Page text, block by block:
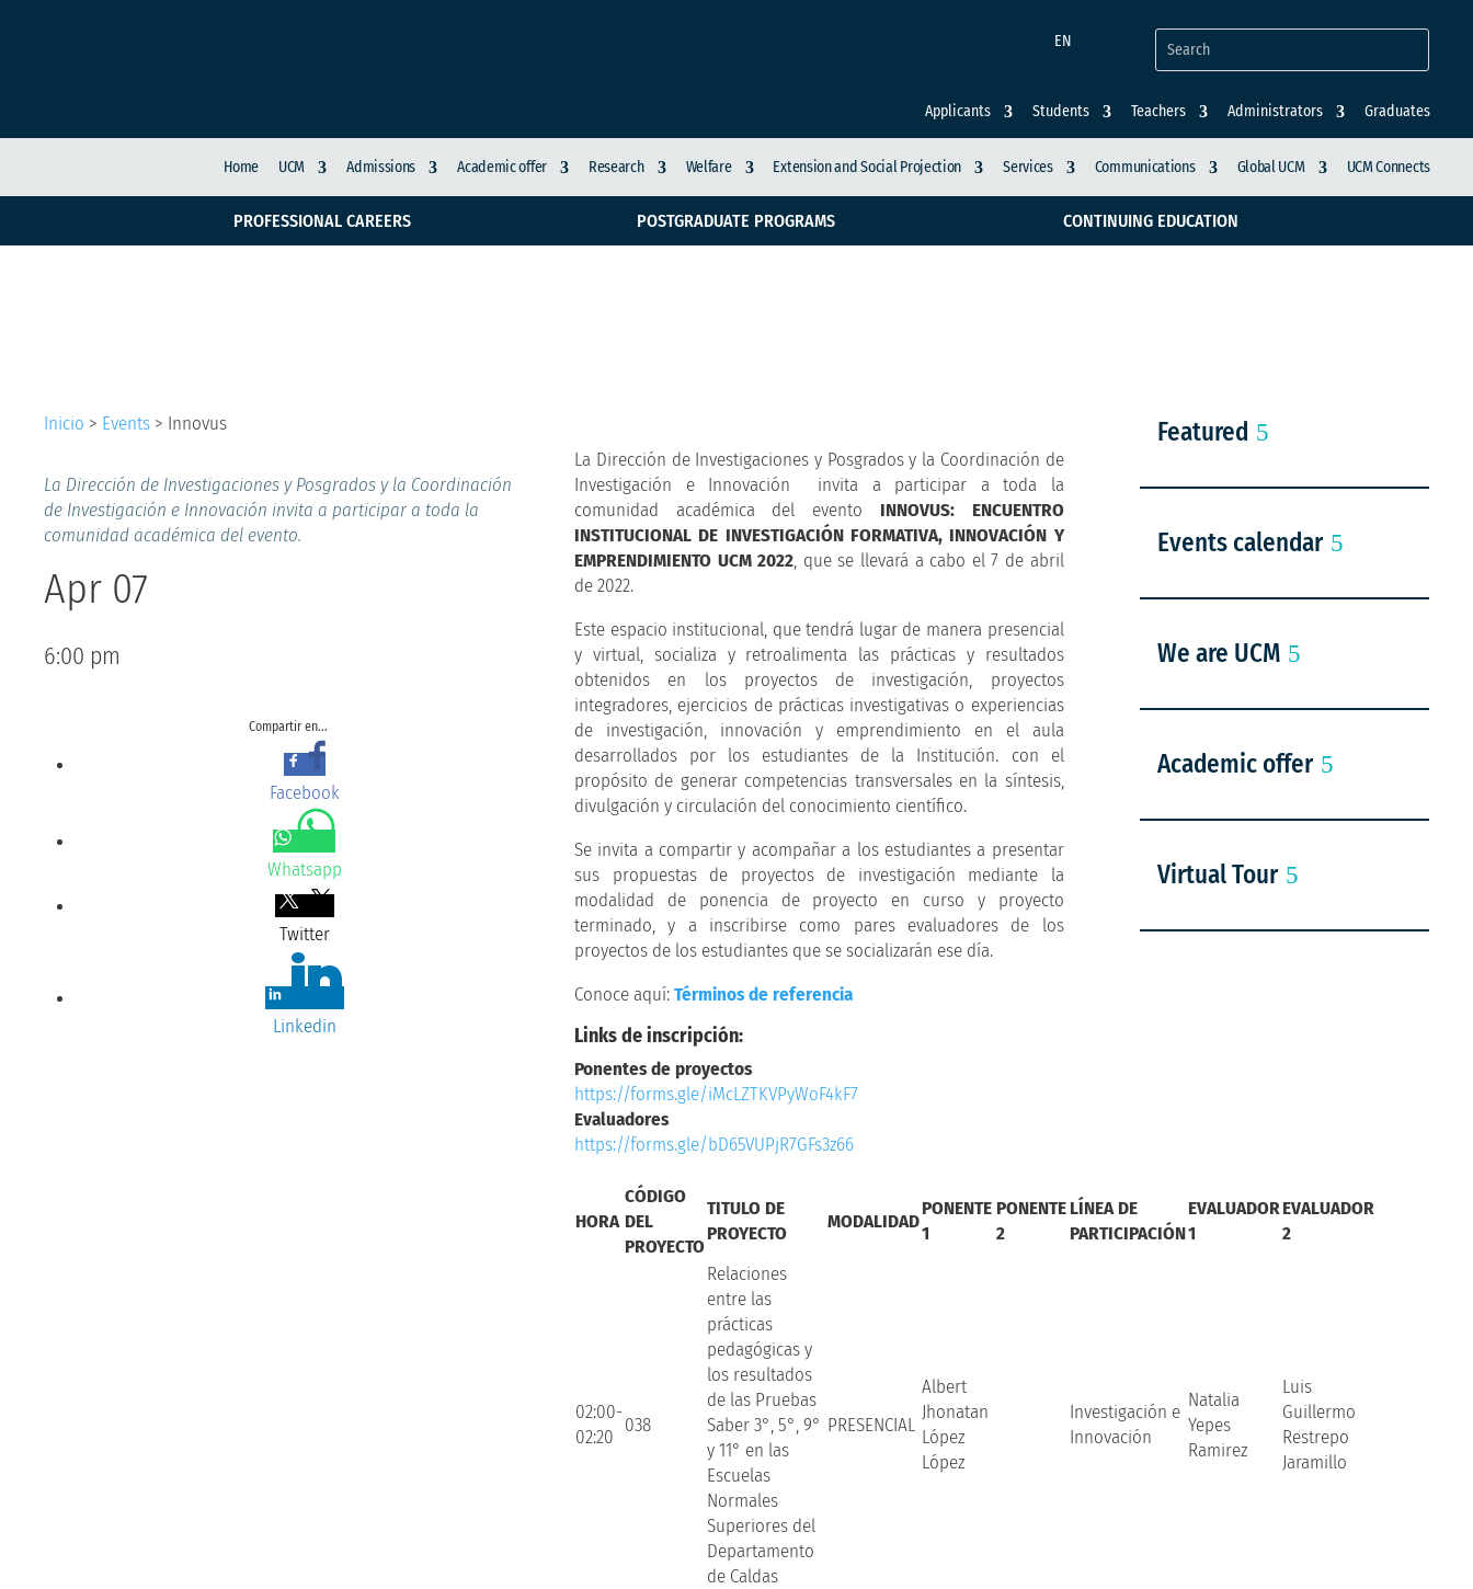
EN
Applicants Students Teachers Administrators Graduates
Home UCM Admissions Academic offer Research Welfare Extension and Social Projection Services Communications Global UCM UCM Connects
PROFESSIONAL CAREERS POSTGRADUATE PROGRAMS CONTINUING EDUCATION
Inicio > Events > Innovus
La Dirección de Investigaciones y Posgrados y la Coordinación
de Investigación e Innovación invita a participar a toda la
comunidad académica del evento.
Apr 07
6:00 pm
Compartir en...
Facebook
Whatsapp
Twitter
Linkedin
La Dirección de Investigaciones y Posgrados y la Coordinación de
Investigación e Innovación invita a participar a toda la
comunidad académica del evento INNOVUS: ENCUENTRO
INSTITUCIONAL DE INVESTIGACIÓN FORMATIVA, INNOVACIÓN Y
EMPRENDIMIENTO UCM 2022, que se llevará a cabo el 7 de abril
de 2022.
Este espacio institucional, que tendrá lugar de manera presencial
y virtual, socializa y retroalimenta las prácticas y resultados
obtenidos en los proyectos de investigación, proyectos
integradores, ejercicios de prácticas investigativas o experiencias
de investigación, innovación y emprendimiento en el aula
desarrollados por los estudiantes de la Institución. con el
propósito de generar competencias transversales en la síntesis,
divulgación y circulación del conocimiento científico.
Se invita a compartir y acompañar a los estudiantes a presentar
sus propuestas de proyectos de investigación mediante la
modalidad de ponencia de proyecto en curso y proyecto
terminado, y a inscribirse como pares evaluadores de los
proyectos de los estudiantes que se socializarán ese día.
Conoce aquí:Términos de referencia
Links de inscripción:
Ponentes de proyectos
https://forms.gle/iMcLZTKVPyWoF4kF7
Evaluadores
https://forms.gle/bD65VUPjR7GFs3z66
HORA
CÓDIGO
DEL
PROYECTO
TITULO DE
PROYECTO
MODALIDAD
PONENTE
1
PONENTE
2
LÍNEA DE
PARTICIPACIÓN
EVALUADOR
1
EVALUADOR
2
02:00-
02:20
038
Relaciones
entre las
prácticas
pedagógicas y
los resultados
de las Pruebas
Saber 3°, 5°, 9°
y 11° en las
Escuelas
Normales
Superiores del
Departamento
de Caldas
PRESENCIAL
Albert
Jhonatan
López
López
Investigación e
Innovación
Natalia
Yepes
Ramirez
Luis
Guillermo
Restrepo
Jaramillo
Featured
Events calendar
We are UCM
Academic offer
Virtual Tour